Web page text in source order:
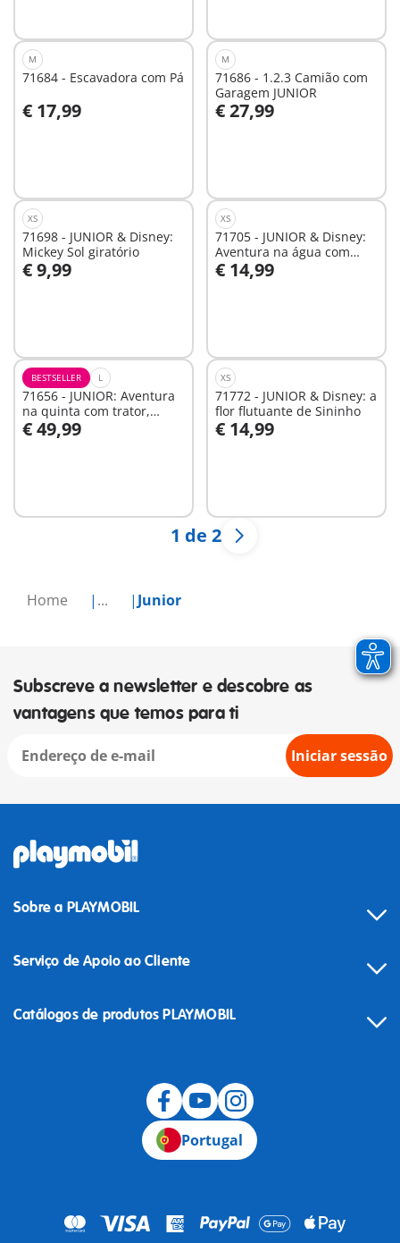
Home ... Junior
M
71684 - Escavadora com Pá
€ 17,99
Ao carrinho
M
71686 - 1.2.3 Camião com
Garagem JUNIOR
€ 27,99
Ao carrinho
XS
71698 - JUNIOR & Disney:
Mickey Sol giratório
€ 9,99
Ao carrinho
XS
71705 - JUNIOR & Disney:
Aventura na água com
Winnie & Piglet
€ 14,99
Ao carrinho
BESTSELLER L
71656 - JUNIOR: Aventura
na quinta com trator,
reboque e amigos animais
€ 49,99
Ao carrinho
XS
71772 - JUNIOR & Disney: a
flor flutuante de Sininho
€ 14,99
Ao carrinho
1 de 2
Subscreve a newsletter e descobre as
vantagens que temos para ti
Iniciar sessão
Sobre a PLAYMOBIL
Serviço de Apoio ao Cliente
Catálogos de produtos PLAYMOBIL
Portugal